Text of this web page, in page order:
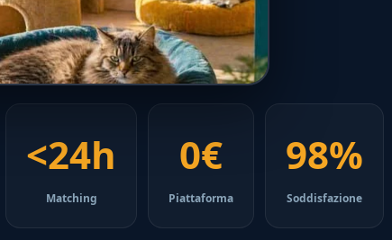
<24h
Matching
0€
Piattaforma
98%
Soddisfazione